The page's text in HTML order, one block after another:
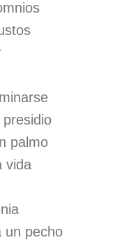
palmo
vida
un pecho